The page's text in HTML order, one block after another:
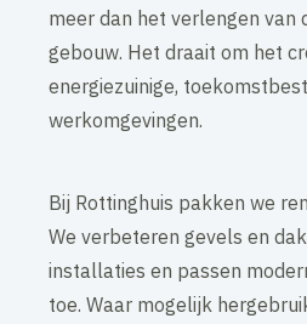
meer dan het verlengen van
gebouw. Het draait om het
energiezuinige,
werkomgevingen.
Bij Rottinghuis pakken we
We verbeteren gevels en
installaties en passen
toe. Waar mogelijk